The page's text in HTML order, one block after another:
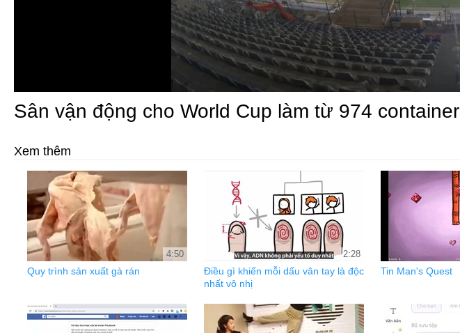
Sân vận động cho World Cup làm từ 974 container
Xem thêm
4:50
Quy trình sản xuất gà rán
2:28
Điều gì khiến mỗi dấu vân tay là độc
nhất vô nhị
Tin Man's Quest